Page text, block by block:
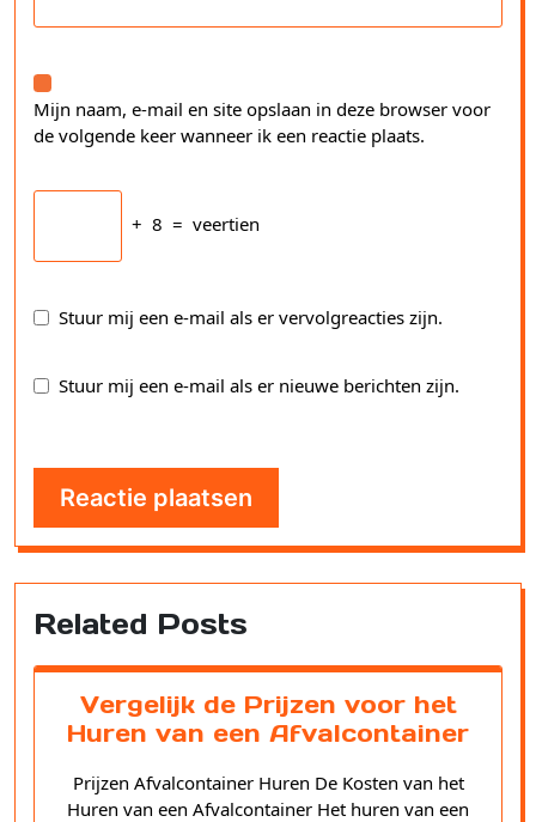
Mijn naam, e-mail en site opslaan in deze browser voor
de volgende keer wanneer ik een reactie plaats.
+ 8 = veertien
Stuur mij een e-mail als er vervolgreacties zijn.
Stuur mij een e-mail als er nieuwe berichten zijn.
Related Posts
Vergelijk de Prijzen voor het
Huren van een Afvalcontainer
Prijzen Afvalcontainer Huren De Kosten van het
Huren van een Afvalcontainer Het huren van een